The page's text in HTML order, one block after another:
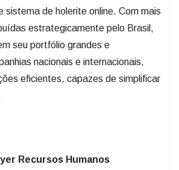
sistema de holerite online. Com mais
estrategicamente pelo Brasil,
seu portfólio grandes e
nacionais e internacionais,
eficientes, capazes de simplificar
Recursos Humanos